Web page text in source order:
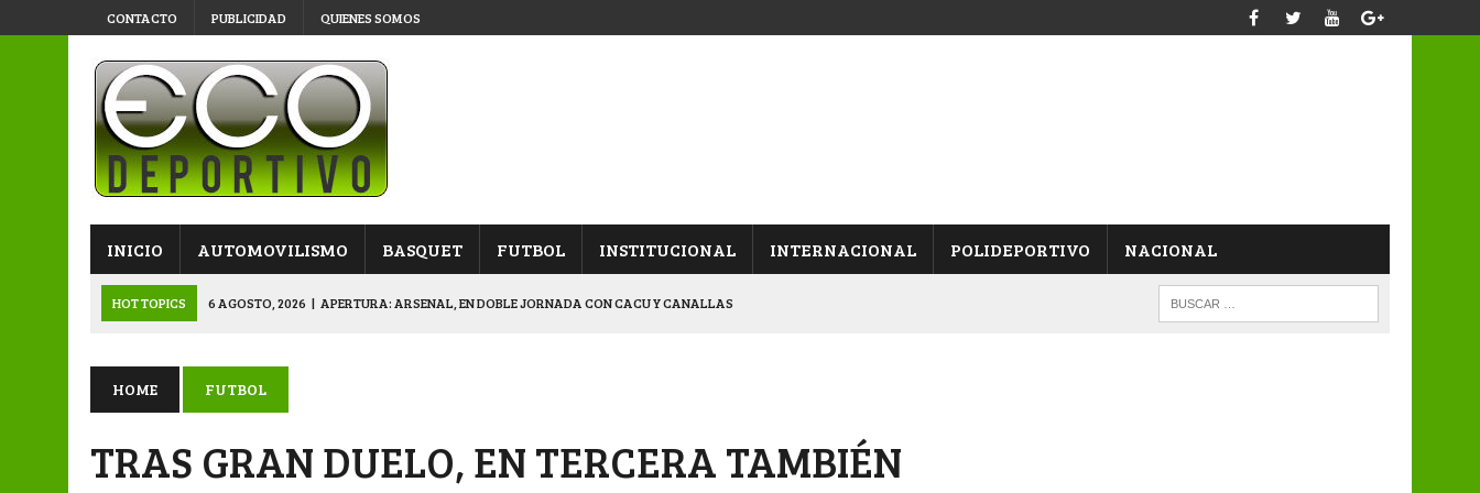
CONTACTO PUBLICIDAD QUIENES SOMOS
INICIO AUTOMOVILISMO BASQUET FUTBOL INSTITUCIONAL INTERNACIONAL POLIDEPORTIVO NACIONAL
HOT TOPICS 6 AGOSTO, 2026 | APERTURA: ARSENAL, EN DOBLE JORNADA CON CACU Y CANALLAS
6 AGOSTO, 2026 | APERTURA: BELGRANO DERROTÓ A NAPENAY Y ES SEMIFINALISTA
7 AGOSTO, 2026 | APERTURA “B”: CACU Y CANALLAS AVANZARON FRENTE A ARSENAL
HOME FUTBOL
TRAS GRAN DUELO, EN TERCERA TAMBIÉN